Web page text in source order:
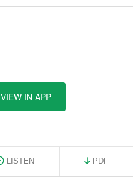
VIEW IN APP
LISTEN PDF